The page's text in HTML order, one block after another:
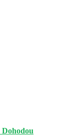
Dohodou